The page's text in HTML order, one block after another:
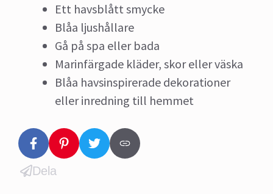
Ett havsblått smycke
Blåa ljushållare
Gå på spa eller bada
Marinfärgade kläder, skor eller väska
Blåa havsinspirerade dekorationer
eller inredning till hemmet
Dela